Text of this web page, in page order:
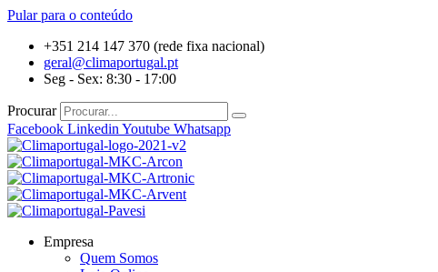
Pular para o conteúdo
+351 214 147 370 (rede fixa nacional)
geral@climaportugal.pt
Seg - Sex: 8:30 - 17:00
Procurar
Facebook Linkedin Youtube Whatsapp
Empresa
Quem Somos